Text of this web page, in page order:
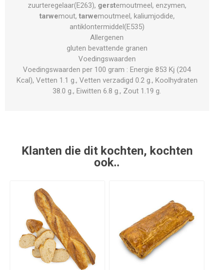
zuurteregelaar(E263), gerstemoutmeel, enzymen,
tarwemout, tarwemoutmeel, kaliumjodide,
antiklontermiddel(E535)
Allergenen
gluten bevattende granen
Voedingswaarden
Voedingswaarden per 100 gram : Energie 853 Kj (204
Kcal), Vetten 1.1 g., Vetten verzadigd 0.2 g., Koolhydraten
38.0 g., Eiwitten 6.8 g., Zout 1.19 g.
Klanten die dit kochten, kochten
ook..